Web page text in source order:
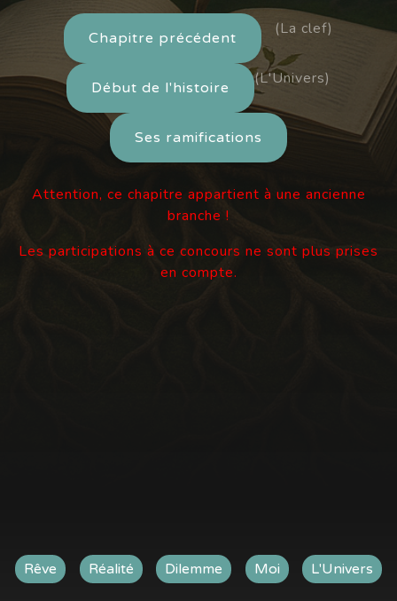
Chapitre précédent (La clef)
Début de l'histoire (L'Univers)
Ses ramifications
Attention, ce chapitre appartient à une ancienne
branche !
Les participations à ce concours ne sont plus prises
en compte.
Rêve Réalité Dilemme Moi L'Univers